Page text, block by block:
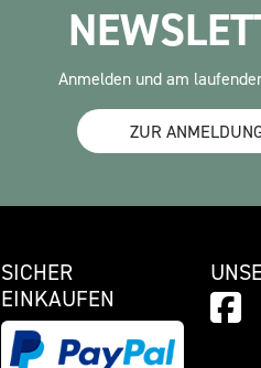
Anmelden und am
ZUR
SICHER
EINKAUFEN